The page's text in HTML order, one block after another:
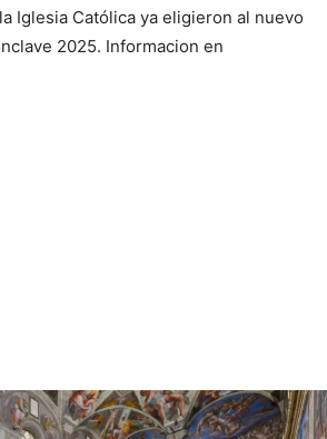
Iglesia Católica ya eligieron al nuevo
2025. Informacion en